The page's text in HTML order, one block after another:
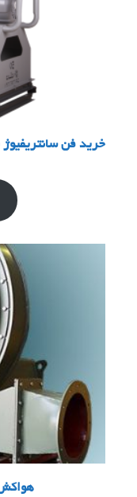
خرید فن سانتریفیوژ